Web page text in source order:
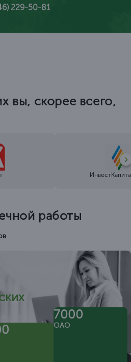
229-50-81
вы, скорее всего,
работы
7000
ОАО